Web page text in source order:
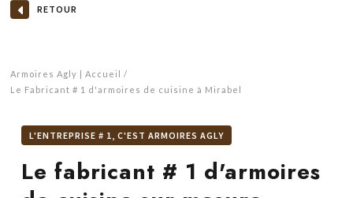
RETOUR
Armoires Agly | Accueil
Le Fabricant # 1 d'armoires de cuisine à Mirabel
L'ENTREPRISE # 1, C'EST ARMOIRES AGLY
Le fabricant # 1 d'armoires